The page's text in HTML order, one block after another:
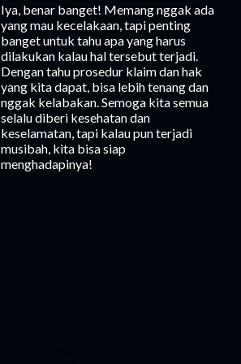
Iya, benar banget! Memang nggak ada
yang mau kecelakaan, tapi penting
banget untuk tahu apa yang harus
dilakukan kalau hal tersebut terjadi.
Dengan tahu prosedur klaim dan hak
yang kita dapat, bisa lebih tenang dan
nggak kelabakan. Semoga kita semua
selalu diberi kesehatan dan
keselamatan, tapi kalau pun terjadi
musibah, kita bisa siap
menghadapinya!